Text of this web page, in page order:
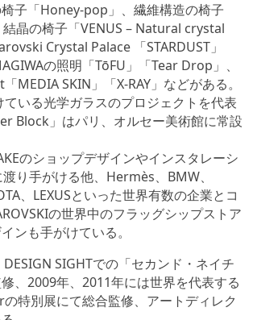
子「Honey-pop」、繊維構造の椅子
結晶の椅子「VENUS – Natural crystal
Crystal Palace 「STARDUST」
の照明「TōFU」「Tear Drop」、
MEDIA SKIN」「X-RAY」などがある。
いる光学ガラスのプロジェクトを代表
Block」はパリ、オルセー美術館に常設
のショップデザインやインスタレーシ
り手がける他、Hermès、BMW、
、LEXUSといった世界有数の企業とコ
の世界中のフラッグシップストア
ンも手がけている。
SIGHTでの「セカンド・ネイチ
、2009年、2011年には世界を代表する
特別展にて総合監修、アートディレク